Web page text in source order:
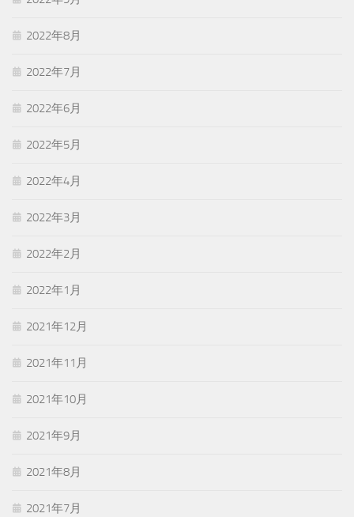
2022年8月
2022年7月
2022年6月
2022年5月
2022年4月
2022年3月
2022年2月
2022年1月
2021年12月
2021年11月
2021年10月
2021年9月
2021年8月
2021年7月